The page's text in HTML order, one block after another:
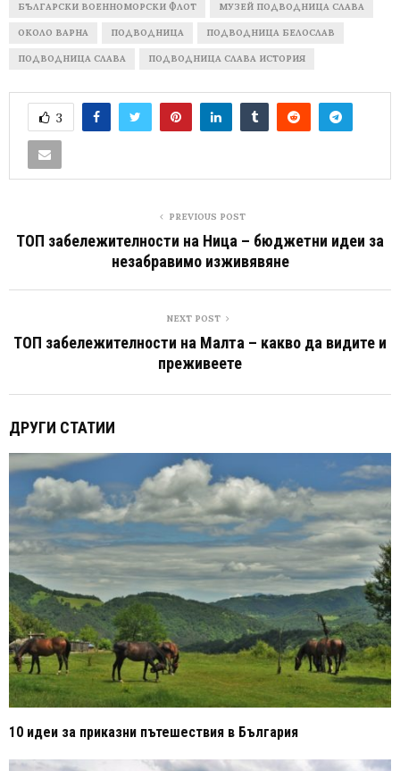
БЪЛГАРСКИ ВОЕННОМОРСКИ ФЛОТ МУЗЕЙ ПОДВОДНИЦА СЛАВА
ОКОЛО ВАРНА ПОДВОДНИЦА ПОДВОДНИЦА БЕЛОСЛАВ
ПОДВОДНИЦА СЛАВА ПОДВОДНИЦА СЛАВА ИСТОРИЯ
3
PREVIOUS POST
ТОП забележителности на Ница – бюджетни идеи за
незабравимо изживявяне
NEXT POST
ТОП забележителности на Малта – какво да видите и
преживеете
ДРУГИ СТАТИИ
10 идеи за приказни пътешествия в България